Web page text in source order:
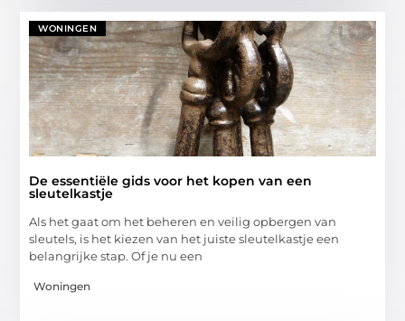
WONINGEN
De essentiële gids voor het kopen van een
sleutelkastje
Als het gaat om het beheren en veilig opbergen van
sleutels, is het kiezen van het juiste sleutelkastje een
belangrijke stap. Of je nu een
Woningen